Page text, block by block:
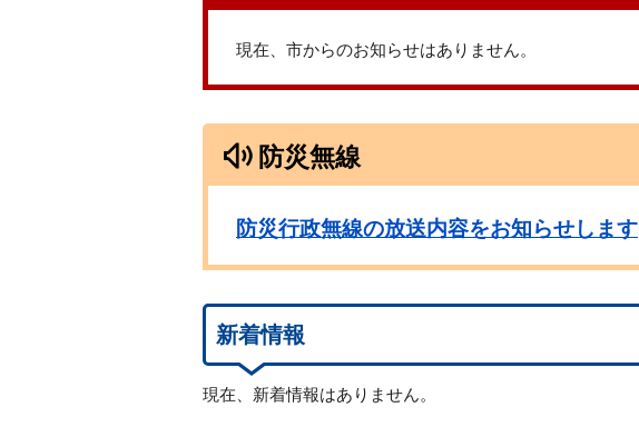
現在、市からのお知らせはありません。
防災無線
防災行政無線の放送内容をお知らせします
新着情報
現在、新着情報はありません。